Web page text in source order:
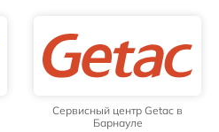
Сервисный центр Getac в
Барнауле